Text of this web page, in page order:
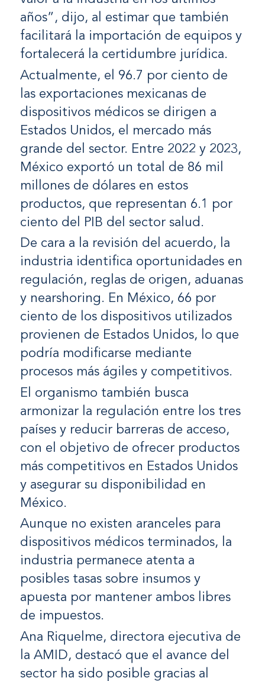
años”, dijo, al estimar que también
facilitará la importación de equipos y
fortalecerá la certidumbre jurídica.
Actualmente, el 96.7 por ciento de
las exportaciones mexicanas de
dispositivos médicos se dirigen a
Estados Unidos, el mercado más
grande del sector. Entre 2022 y 2023,
México exportó un total de 86 mil
millones de dólares en estos
productos, que representan 6.1 por
ciento del PIB del sector salud.
De cara a la revisión del acuerdo, la
industria identifica oportunidades en
regulación, reglas de origen, aduanas
y nearshoring. En México, 66 por
ciento de los dispositivos utilizados
provienen de Estados Unidos, lo que
podría modificarse mediante
procesos más ágiles y competitivos.
El organismo también busca
armonizar la regulación entre los tres
países y reducir barreras de acceso,
con el objetivo de ofrecer productos
más competitivos en Estados Unidos
y asegurar su disponibilidad en
México.
Aunque no existen aranceles para
dispositivos médicos terminados, la
industria permanece atenta a
posibles tasas sobre insumos y
apuesta por mantener ambos libres
de impuestos.
Ana Riquelme, directora ejecutiva de
la AMID, destacó que el avance del
sector ha sido posible gracias al